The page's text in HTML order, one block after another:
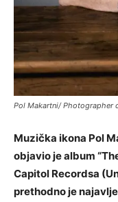
Pol Makartni/ Photographer
Muzička ikona Pol
objavio je album
Capitol Recordsa
prethodno je